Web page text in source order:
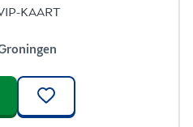
KAART